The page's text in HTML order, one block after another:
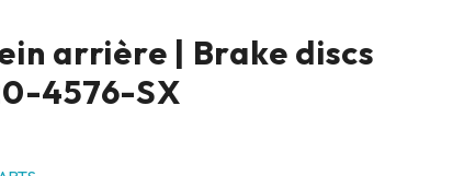
arrière | Brake discs
4576-SX